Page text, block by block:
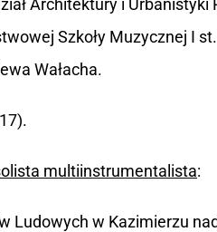
Szkoły Muzycznej I
Wałacha.
multiinstrumentalista:
Ludowych w Kazimierzu